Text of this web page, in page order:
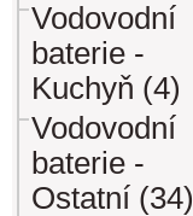
Vodovodní
baterie -
Kuchyň (4)
Vodovodní
baterie -
Ostatní (34)